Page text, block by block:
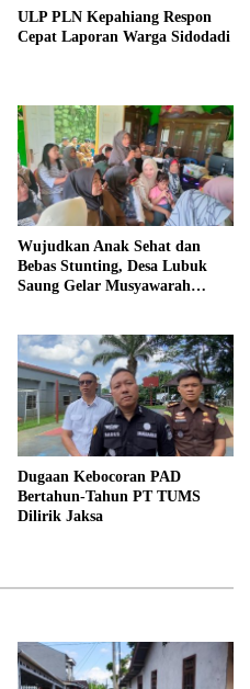
ULP PLN Kepahiang Respon
Cepat Laporan Warga Sidodadi
Wujudkan Anak Sehat dan
Bebas Stunting, Desa Lubuk
Saung Gelar Musyawarah
Dugaan Kebocoran PAD
Bertahun-Tahun PT TUMS
Dilirik Jaksa